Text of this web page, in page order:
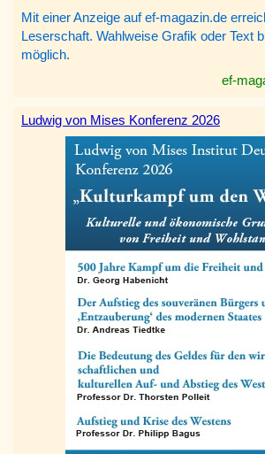
Mit einer Anzeige auf ef-magazin.de
Leserschaft. Wahlweise Grafik oder Text
möglich.
ef-
Ludwig von Mises Konferenz 2026